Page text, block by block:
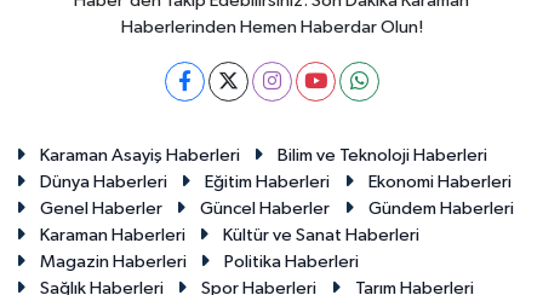
Haberlerinden Hemen Haberdar Olun!
Karaman Asayiş Haberleri
Bilim ve Teknoloji Haberleri
Dünya Haberleri
Eğitim Haberleri
Ekonomi Haberleri
Genel Haberler
Güncel Haberler
Gündem Haberleri
Karaman Haberleri
Kültür ve Sanat Haberleri
Magazin Haberleri
Politika Haberleri
Sağlık Haberleri
Spor Haberleri Tarım Haberleri